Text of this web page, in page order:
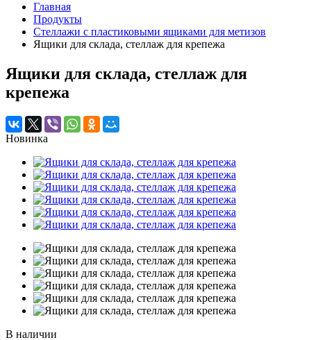
Главная
Продукты
Стеллажи с пластиковыми ящиками для метизов
Ящики для склада, стеллаж для крепежа
Ящики для склада, стеллаж для
крепежа
Новинка
В наличии